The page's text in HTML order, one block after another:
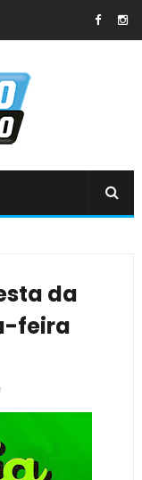
da
feira